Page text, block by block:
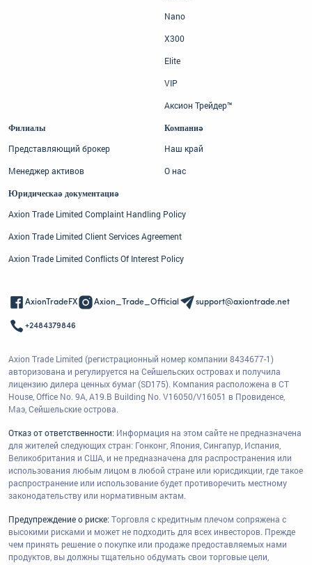
Nano
X300
Elite
VIP
Аксион Трейдер™
Филиалы
Представляющий брокер
Менеджер активов
Компания
Наш край
О нас
Юридическая документация
Axion Trade Limited Complaint Handling Policy
Axion Trade Limited Client Services Agreement
Axion Trade Limited Conflicts Of Interest Policy
AxionTradeFX Axion_Trade_Official support@axiontrade.net
+2484379846
Axion Trade Limited (регистрационный номер компании 8434677-1)
авторизована и регулируется на Сейшельских островах и получила
лицензию дилера ценных бумаг (SD175). Компания расположена в CT
House, Office No. 9A, A19.B Building No. V16050/V16051 в Провиденсе,
Маэ, Сейшельские острова.
Отказ от ответственности: Информация на этом сайте не предназначена
для жителей следующих стран: Гонконг, Япония, Сингапур, Испания,
Великобритания и США, и не предназначена для распространения или
использования любым лицом в любой стране или юрисдикции, где такое
распространение или использование будет противоречить местному
законодательству или нормативным актам.
Предупреждение о риске: Торговля с кредитным плечом сопряжена с
высокими рисками и может не подходить для всех инвесторов. Прежде
чем принять решение о покупке или продаже предоставляемых нами
продуктов, вы должны тщательно обдумать свои торговые цели,